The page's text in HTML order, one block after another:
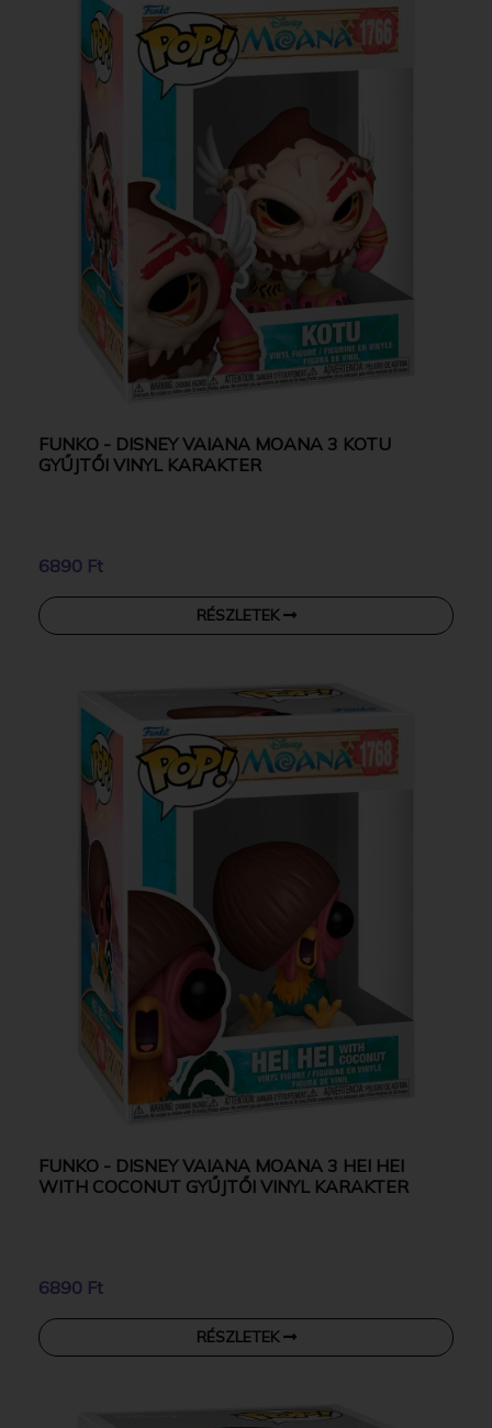
FUNKO - DISNEY VAIANA MOANA 3 KOTU
GYŰJTŐI VINYL KARAKTER
6890 Ft
RÉSZLETEK
FUNKO - DISNEY VAIANA MOANA 3 HEI HEI
WITH COCONUT GYŰJTŐI VINYL KARAKTER
6890 Ft
RÉSZLETEK